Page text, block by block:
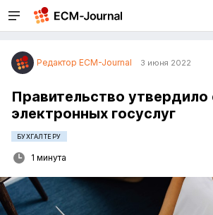
Редактор ECM-Journal 3 июня 2022
Правительство
электронных госуслуг
БУХГАЛТЕРУ
1 минута